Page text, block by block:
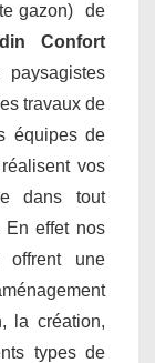
gazon) de
Confort
travaux de
équipes de
vos
dans tout
En effet nos
offrent une
la création,
types de